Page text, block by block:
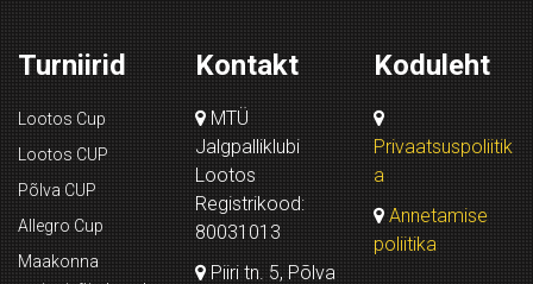
Turniirid
Lootos Cup
Lootos CUP
Põlva CUP
Allegro Cup
Maakonna
Kontakt
MTÜ
Jalgpalliklubi
Lootos
Registrikood:
80031013
Piiri tn. 5, Põlva
Koduleht
Privaatsuspoliitik
a
Annetamise
poliitika